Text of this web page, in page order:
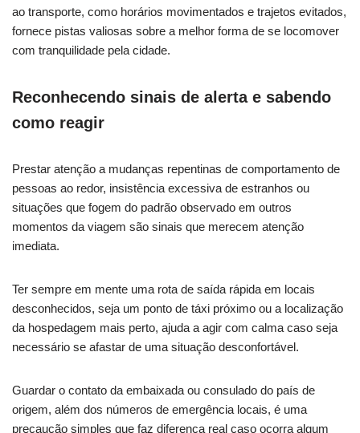
ao transporte, como horários movimentados e trajetos evitados,
fornece pistas valiosas sobre a melhor forma de se locomover
com tranquilidade pela cidade.
Reconhecendo sinais de alerta e sabendo
como reagir
Prestar atenção a mudanças repentinas de comportamento de
pessoas ao redor, insistência excessiva de estranhos ou
situações que fogem do padrão observado em outros
momentos da viagem são sinais que merecem atenção
imediata.
Ter sempre em mente uma rota de saída rápida em locais
desconhecidos, seja um ponto de táxi próximo ou a localização
da hospedagem mais perto, ajuda a agir com calma caso seja
necessário se afastar de uma situação desconfortável.
Guardar o contato da embaixada ou consulado do país de
origem, além dos números de emergência locais, é uma
precaução simples que faz diferença real caso ocorra algum